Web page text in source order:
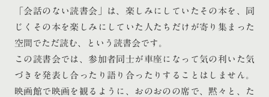
「会話のない読書会」は、楽しみにしていたその本を、同
じくその本を楽しみにしていた人たちだけが寄り集まった
空間でただ読む、という読書会です。
この読書会では、参加者同士が車座になって気の利いた気
づきを発表し合ったり語り合ったりすることはしません。
映画館で映画を観るように、おのおのの席で、黙々と、た